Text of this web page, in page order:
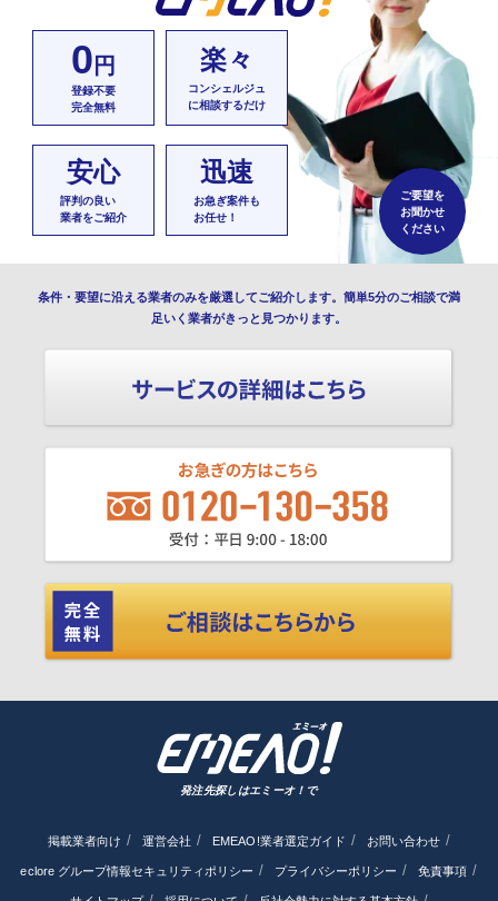
0 円
登録不要
完全無料
楽々
コンシェルジュ
に相談するだけ
安心
評判の良い
業者をご紹介
迅速
お急ぎ案件も
お任せ！
ご要望を
お聞かせ
ください
条件・要望に沿える業者のみを厳選してご紹介します。簡単5分のご相談で満
足いく業者がきっと見つかります。
発注先探しはエミーオ！で
掲載業者向け 運営会社 EMEAO!業者選定ガイド お問い合わせ
eclore グループ情報セキュリティポリシー プライバシーポリシー 免責事項